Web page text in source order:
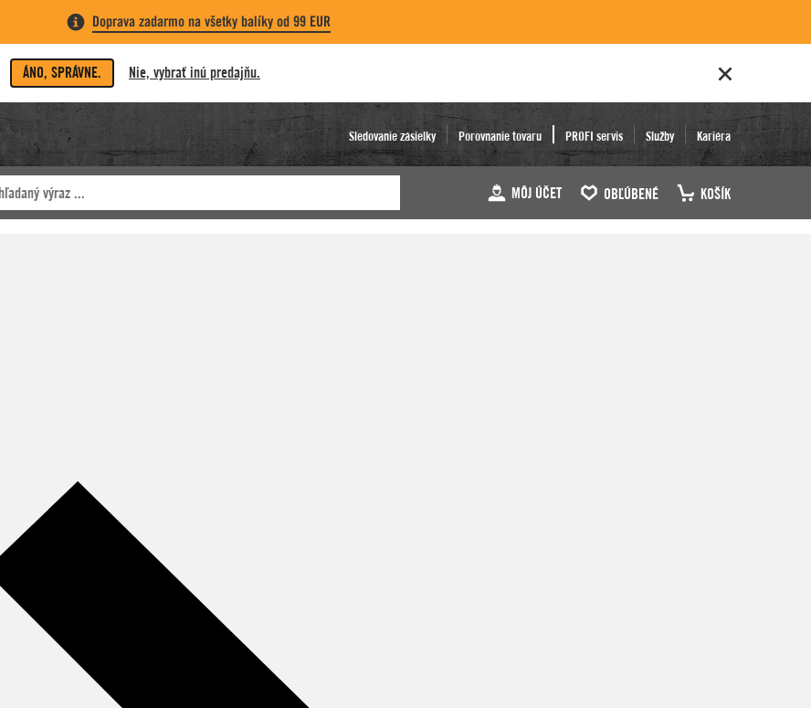
Doprava zadarmo na všetky balíky od 99 EUR
ÁNO, SPRÁVNE. Nie, vybrať inú predajňu.
Sledovanie zásielky Porovnanie tovaru PROFI servis Služby Kariéra
MÔJ ÚČET OBĽÚBENÉ KOŠÍK